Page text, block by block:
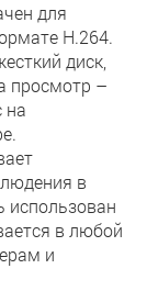
для
H.264.
диск,
просмотр –
на
в
в любой
и